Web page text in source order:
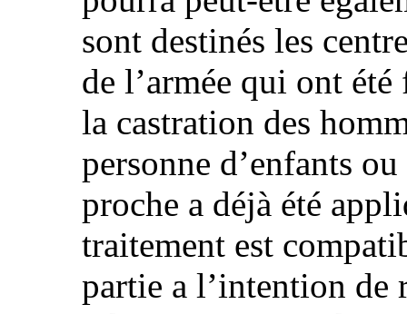
sont destinés les
de l’armée qui ont
la castration des
personne d’enfants
proche a déjà été
traitement est
partie a l’intention